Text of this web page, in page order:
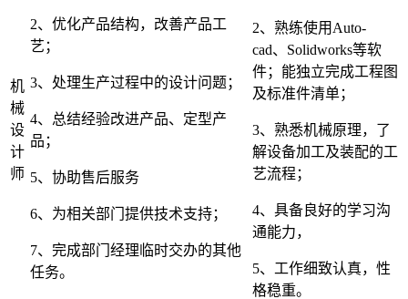
机
械
设
计
师
2、优化产品结构，改善产品工
艺；
3、处理生产过程中的设计问题；
4、总结经验改进产品、定型产
品；
5、协助售后服务
6、为相关部门提供技术支持；
7、完成部门经理临时交办的其他
任务。
2、熟练使用Auto-
cad、Solidworks等软
件；能独立完成工程图
及标准件清单；
3、熟悉机械原理，了
解设备加工及装配的工
艺流程；
4、具备良好的学习沟
通能力，
5、工作细致认真，性
格稳重。